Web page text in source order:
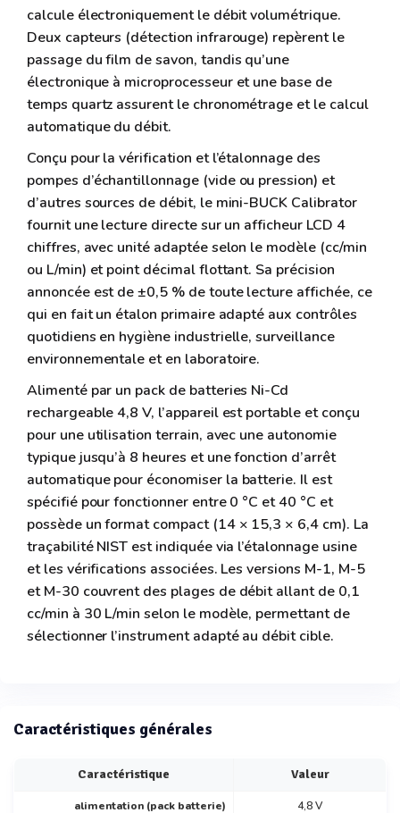
calcule électroniquement le débit volumétrique.
Deux capteurs (détection infrarouge) repèrent le
passage du film de savon, tandis qu’une
électronique à microprocesseur et une base de
temps quartz assurent le chronométrage et le calcul
automatique du débit.
Conçu pour la vérification et l’étalonnage des
pompes d’échantillonnage (vide ou pression) et
d’autres sources de débit, le mini-BUCK Calibrator
fournit une lecture directe sur un afficheur LCD 4
chiffres, avec unité adaptée selon le modèle (cc/min
ou L/min) et point décimal flottant. Sa précision
annoncée est de ±0,5 % de toute lecture affichée, ce
qui en fait un étalon primaire adapté aux contrôles
quotidiens en hygiène industrielle, surveillance
environnementale et en laboratoire.
Alimenté par un pack de batteries Ni-Cd
rechargeable 4,8 V, l’appareil est portable et conçu
pour une utilisation terrain, avec une autonomie
typique jusqu’à 8 heures et une fonction d’arrêt
automatique pour économiser la batterie. Il est
spécifié pour fonctionner entre 0 °C et 40 °C et
possède un format compact (14 × 15,3 × 6,4 cm). La
traçabilité NIST est indiquée via l’étalonnage usine
et les vérifications associées. Les versions M-1, M-5
et M-30 couvrent des plages de débit allant de 0,1
cc/min à 30 L/min selon le modèle, permettant de
sélectionner l’instrument adapté au débit cible.
Caractéristiques générales
Caractéristique Valeur
alimentation (pack batterie) 4,8 V